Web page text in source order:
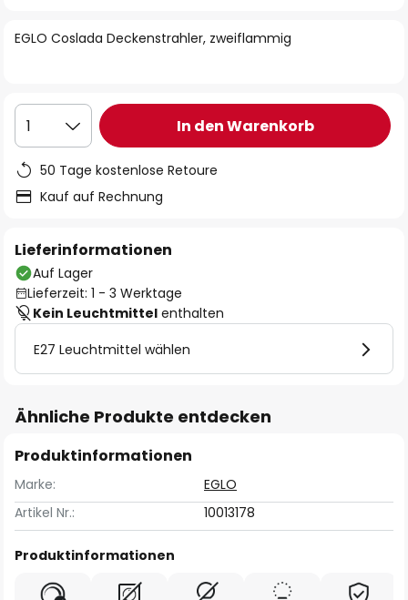
springen
EGLO Coslada Deckenstrahler, zweiflammig
1 In den Warenkorb
50 Tage kostenlose Retoure
Kauf auf Rechnung
Lieferinformationen
Auf Lager
Lieferzeit: 1 - 3 Werktage
Kein Leuchtmittel enthalten
E27 Leuchtmittel wählen
Ähnliche Produkte entdecken
Produktinformationen
Marke:
EGLO
Artikel Nr.:
10013178
Produktinformationen